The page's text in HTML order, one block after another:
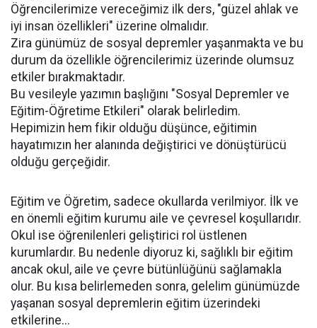
Öğrencilerimize vereceğimiz ilk ders, "güzel ahlak ve
iyi insan özellikleri" üzerine olmalıdır.
Zira günümüz de sosyal depremler yaşanmakta ve bu
durum da özellikle öğrencilerimiz üzerinde olumsuz
etkiler bırakmaktadır.
Bu vesileyle yazımın başlığını "Sosyal Depremler ve
Eğitim-Öğretime Etkileri" olarak belirledim.
Hepimizin hem fikir olduğu düşünce, eğitimin
hayatımızın her alanında değiştirici ve dönüştürücü
olduğu gerçeğidir.
Eğitim ve Öğretim, sadece okullarda verilmiyor. İlk ve
en önemli eğitim kurumu aile ve çevresel koşullarıdır.
Okul ise öğrenilenleri geliştirici rol üstlenen
kurumlardır. Bu nedenle diyoruz ki, sağlıklı bir eğitim
ancak okul, aile ve çevre bütünlüğünü sağlamakla
olur. Bu kısa belirlemeden sonra, gelelim günümüzde
yaşanan sosyal depremlerin eğitim üzerindeki
etkilerine...